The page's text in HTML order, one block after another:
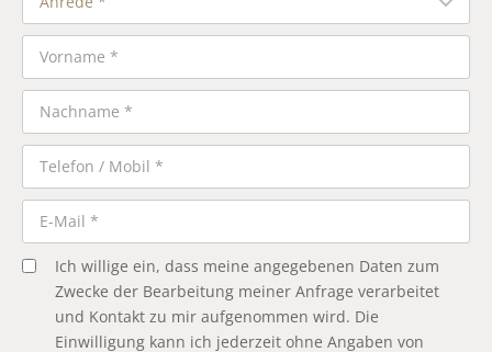
Ich willige ein, dass meine angegebenen Daten zum
Zwecke der Bearbeitung meiner Anfrage verarbeitet
und Kontakt zu mir aufgenommen wird. Die
Einwilligung kann ich jederzeit ohne Angaben von